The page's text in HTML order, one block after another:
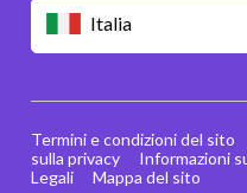
Italia
Termini e condizioni del sito
sulla privacy
Informazioni
Legali
Mappa del sito